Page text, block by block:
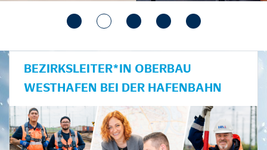
BEZIRKSLEITER*IN OBERBAU
WESTHAFEN BEI DER HAFENBAHN